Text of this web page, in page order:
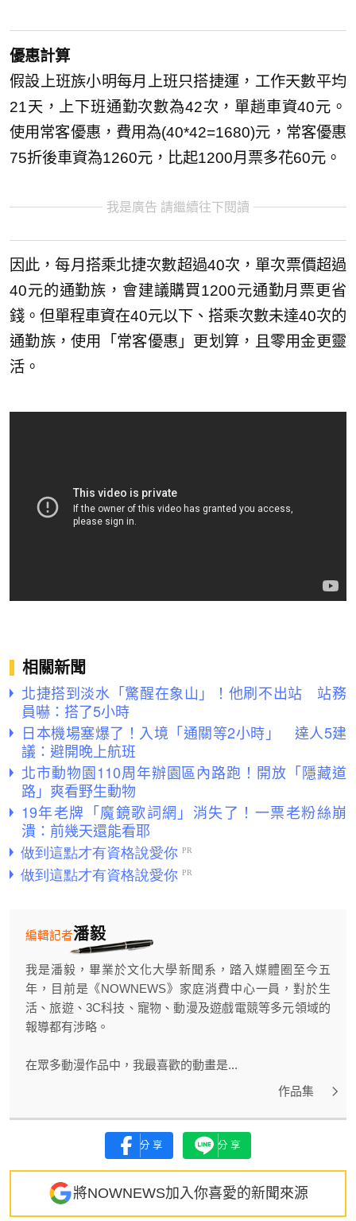
優惠計算
假設上班族小明每月上班只搭捷運，工作天數平均
21天，上下班通勤次數為42次，單趟車資40元。
使用常客優惠，費用為(40*42=1680)元，常客優惠
75折後車資為1260元，比起1200月票多花60元。
我是廣告 請繼續往下閱讀
因此，每月搭乘北捷次數超過40次，單次票價超過
40元的通勤族，會建議購買1200元通勤月票更省
錢。但單程車資在40元以下、搭乘次數未達40次的
通勤族，使用「常客優惠」更划算，且零用金更靈
活。
相關新聞
北捷搭到淡水「驚醒在象山」！他刷不出站 站務
員嚇：搭了5小時
日本機場塞爆了！入境「通關等2小時」 達人5建
議：避開晚上航班
北市動物園110周年辦園區內路跑！開放「隱藏道
路」爽看野生動物
19年老牌「魔鏡歌詞網」消失了！一票老粉絲崩
潰：前幾天還能看耶
潘毅
編輯記者
我是潘毅，畢業於文化大學新聞系，踏入媒體圈至今五
年，目前是《NOWNEWS》家庭消費中心一員，對於生
活、旅遊、3C科技、寵物、動漫及遊戲電競等多元領域的
報導都有涉略。
在眾多動漫作品中，我最喜歡的動畫是...
作品集
分享 分享
將NOWNEWS加入你喜愛的新聞來源